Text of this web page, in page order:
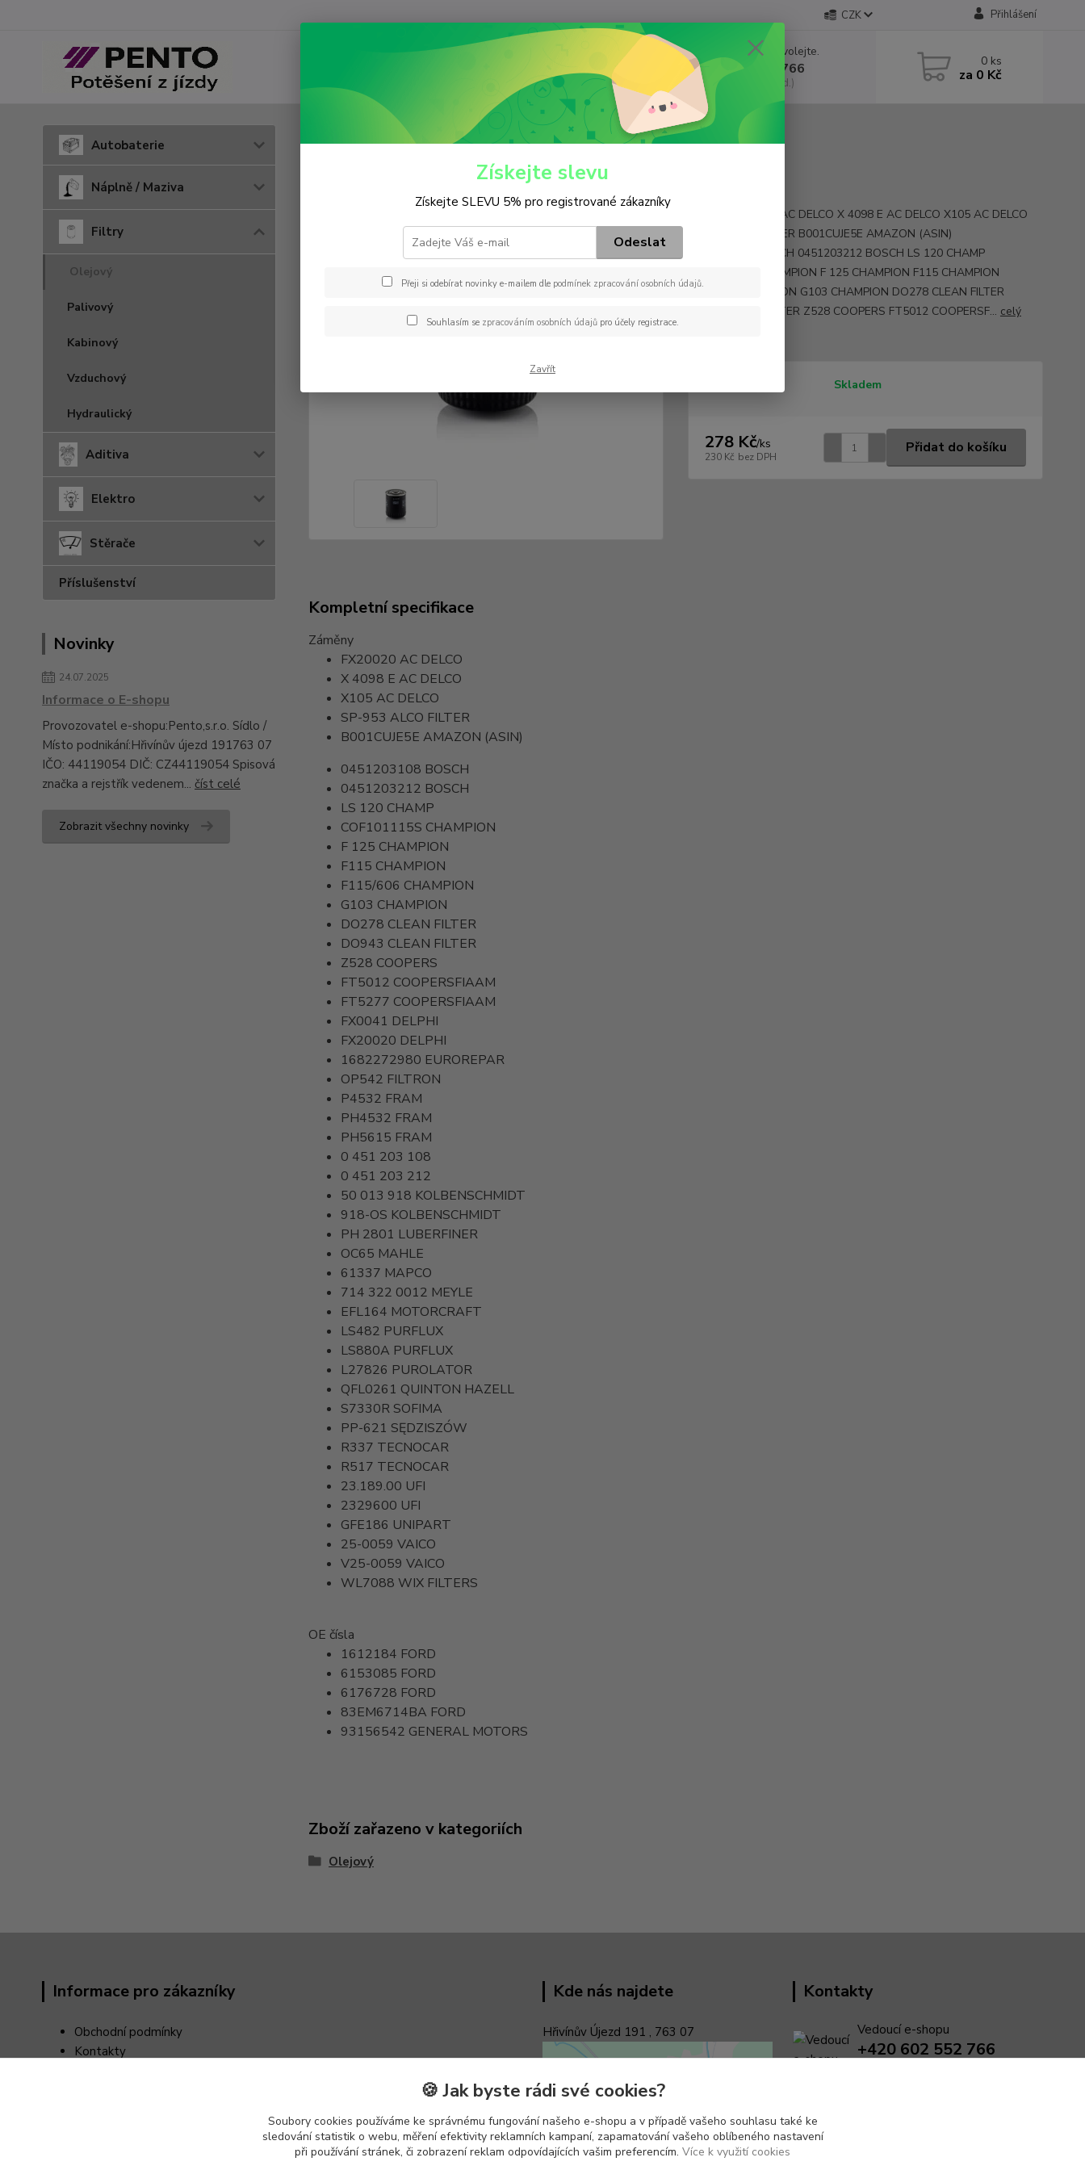
CZK Přihlášení
Nevíte si rady? Zavolejte.
+420 602 552 766
(Po-Pá, 6:30-15 hod.)
0 ks
za 0 Kč
Autobaterie
Náplně / Maziva
Filtry
Olejový
Palivový
Kabinový
Vzduchový
Hydraulický
Aditiva
Elektro
Stěrače
Příslušenství
Novinky
24.07.2025
Informace o E-shopu
Provozovatel e-shopu:Pento,s.r.o. Sídlo /
Místo podnikání:Hřivínův újezd 191763 07
IČO: 44119054 DIČ: CZ44119054 Spisová
značka a rejstřík vedenem... číst celé
Zobrazit všechny novinky
Olejový W 930/11
Záměny FX20020 AC DELCO X 4098 E AC DELCO X105 AC DELCO
SP-953 ALCO FILTER B001CUJE5E AMAZON (ASIN)
0451203108 BOSCH 0451203212 BOSCH LS 120 CHAMP
COF101115S CHAMPION F 125 CHAMPION F115 CHAMPION
F115/606 CHAMPION G103 CHAMPION DO278 CLEAN FILTER
DO943 CLEAN FILTER Z528 COOPERS FT5012 COOPERSF... celý
Skladem
278 Kč/ks
230 Kč bez DPH
Přidat do košíku
Kompletní specifikace
Záměny
FX20020 AC DELCO
X 4098 E AC DELCO
X105 AC DELCO
SP-953 ALCO FILTER
B001CUJE5E AMAZON (ASIN)
0451203108 BOSCH
0451203212 BOSCH
LS 120 CHAMP
COF101115S CHAMPION
F 125 CHAMPION
F115 CHAMPION
F115/606 CHAMPION
G103 CHAMPION
DO278 CLEAN FILTER
DO943 CLEAN FILTER
Z528 COOPERS
FT5012 COOPERSFIAAM
FT5277 COOPERSFIAAM
FX0041 DELPHI
FX20020 DELPHI
1682272980 EUROREPAR
OP542 FILTRON
P4532 FRAM
PH4532 FRAM
PH5615 FRAM
0 451 203 108
0 451 203 212
50 013 918 KOLBENSCHMIDT
918-OS KOLBENSCHMIDT
PH 2801 LUBERFINER
OC65 MAHLE
61337 MAPCO
714 322 0012 MEYLE
EFL164 MOTORCRAFT
LS482 PURFLUX
LS880A PURFLUX
L27826 PUROLATOR
QFL0261 QUINTON HAZELL
S7330RSOFIMA
PP-621 SĘDZISZÓW
R337 TECNOCAR
R517 TECNOCAR
23.189.00 UFI
2329600 UFI
GFE186 UNIPART
25-0059 VAICO
V25-0059 VAICO
WL7088 WIX FILTERS
OE čísla
1612184 FORD
6153085 FORD
6176728 FORD
83EM6714BA FORD
93156542 GENERAL MOTORS
Zboží zařazeno v kategoriích
Olejový
Informace pro zákazníky
Obchodní podmínky
Kontakty
Kde nás najdete
Hřivínův Újezd 191 , 763 07
Kontakty
Vedoucí e-shopu
+420 602 552 766
Získejte slevu
Získejte SLEVU 5% pro registrované zákazníky
Odeslat
Přeji si odebírat novinky e-mailem dle podmínek zpracování osobních údajů.
Souhlasím se zpracováním osobních údajůpro účely registrace.
Zavřít
🍪 Jak byste rádi své cookies?
Soubory cookies používáme ke správnému fungování našeho e-shopu a v případě vašeho souhlasu také ke
sledování statistik o webu, měření efektivity reklamních kampaní, zapamatování vašeho oblíbeného nastavení
při používání stránek, či zobrazení reklam odpovídajících vašim preferencím. Více k využití cookies